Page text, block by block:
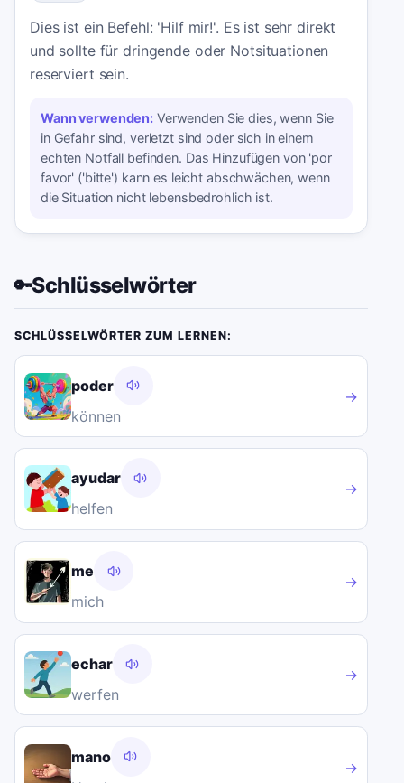
Dies ist ein Befehl: 'Hilf mir!'. Es ist sehr direkt
und sollte für dringende oder Notsituationen
reserviert sein.
Wann verwenden: Verwenden Sie dies, wenn Sie
in Gefahr sind, verletzt sind oder sich in einem
echten Notfall befinden. Das Hinzufügen von 'por
favor' ('bitte') kann es leicht abschwächen, wenn
die Situation nicht lebensbedrohlich ist.
🔑Schlüsselwörter
SCHLÜSSELWÖRTER ZUM LERNEN:
poder
können
→
ayudar
helfen
→
me
mich
→
echar
werfen
→
mano
→